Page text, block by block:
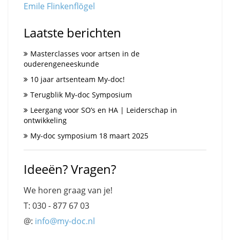
Emile Flinkenflögel
Laatste berichten
Masterclasses voor artsen in de
ouderengeneeskunde
10 jaar artsenteam My-doc!
Terugblik My-doc Symposium
Leergang voor SO’s en HA | Leiderschap in
ontwikkeling
My-doc symposium 18 maart 2025
Ideeën? Vragen?
We horen graag van je!
T: 030 - 877 67 03
@: info@my-doc.nl